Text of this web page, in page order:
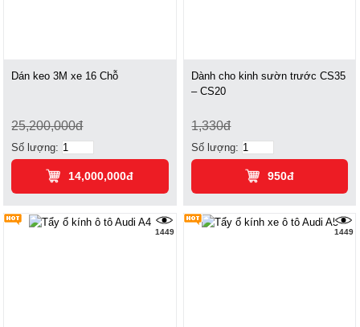
Dán keo 3M xe 16 Chỗ
25,200,000đ
Số lượng:
14,000,000đ
Dành cho kinh sườn trước CS35
– CS20
1,330đ
Số lượng:
950đ
1449 1449